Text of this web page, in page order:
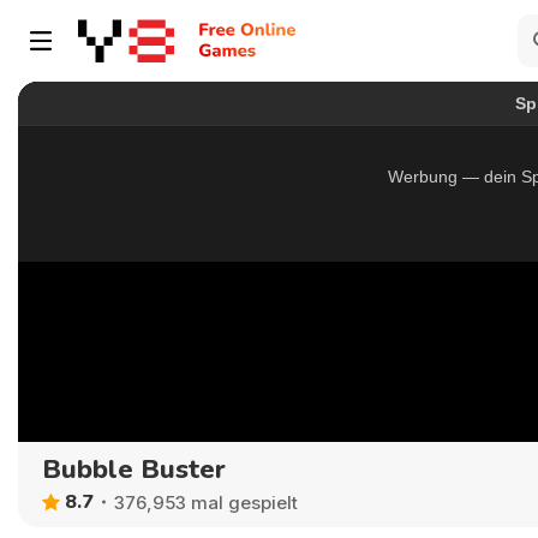
Bubble Buster
8.7 376,953 mal gespielt